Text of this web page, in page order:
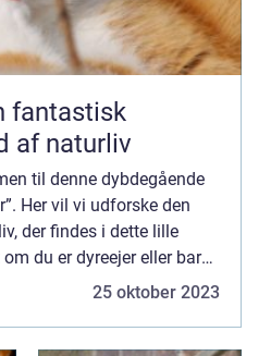
fantastisk
af naturliv
til denne dybdegående
Her vil vi udforske den
der findes i dette lille
du er dyreejer eller bare
artikel give di...25 oktober 2023